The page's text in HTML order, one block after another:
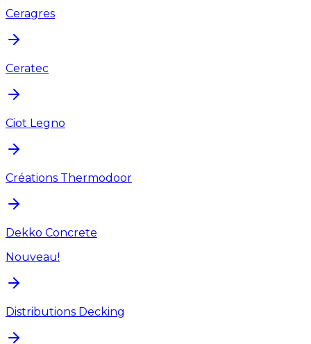
Ceragres
Ceratec
Ciot Legno
Créations Thermodoor
Dekko Concrete
Nouveau!
Distributions Decking